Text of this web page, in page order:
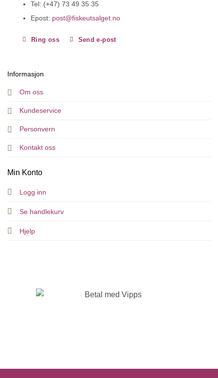
Tel: (+47) 73 49 35 35
Epost: post@fiskeutsalget.no
Ring oss Send e-post
Informasjon
Om oss
Kundeservice
Personvern
Kontakt oss
Min Konto
Logg inn
Se handlekurv
Hjelp